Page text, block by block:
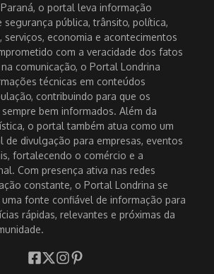
o portal leva informação
segurança pública, trânsito, política,
serviços, economia e acontecimentos
com a veracidade dos fatos
comunicação, o Portal Londrina
técnicas em conteúdos
contribuindo para que os
bem informados. Além da
o portal também atua como um
de divulgação para empresas, eventos
fortalecendo o comércio e a
Com presença ativa nas redes
constante, o Portal Londrina se
fonte confiável de informação para
rápidas, relevantes e próximas da